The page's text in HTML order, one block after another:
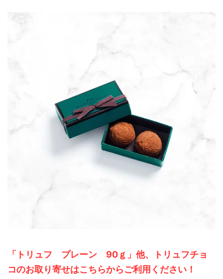
「トリュフ プレーン 90ｇ」他、トリュフチョ
コのお取り寄せはこちらからご利用ください！